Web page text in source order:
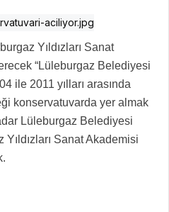
Yıldızları Sanat
“Lüleburgaz Belediyesi
ile 2011 yılları arasında
konservatuvarda yer almak
Lüleburgaz Belediyesi
Sanat Akademisi